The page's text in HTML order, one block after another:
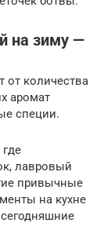
на зиму —
от количества
аромат
специи.
лавровый
привычные
на кухне